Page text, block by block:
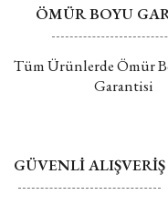
ÖMÜR BOYU
Tüm Ürünlerde Ömür
Garantisi
GÜVENLİ ALIŞVERİŞ